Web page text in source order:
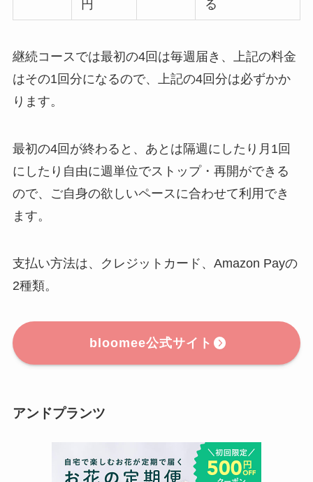
円 る
継続コースでは最初の4回は毎週届き、上記の料金
はその1回分になるので、上記の4回分は必ずかか
ります。
最初の4回が終わると、あとは隔週にしたり月1回
にしたり自由に週単位でストップ・再開ができる
ので、ご自身の欲しいペースに合わせて利用でき
ます。
支払い方法は、クレジットカード、Amazon Payの
2種類。
bloomee公式サイト
アンドプランツ